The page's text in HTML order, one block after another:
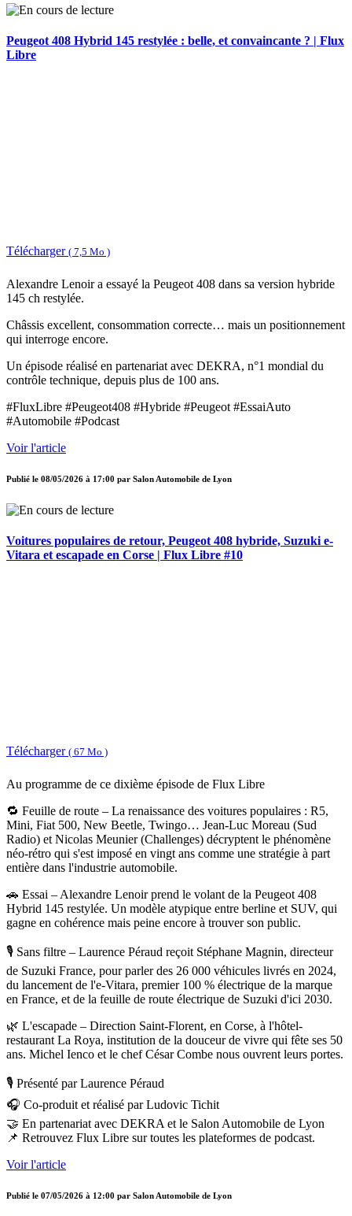
Peugeot 408 Hybrid 145 restylée : belle, et convaincante ? | Flux
Libre
Télécharger ( 7,5 Mo )
Alexandre Lenoir a essayé la Peugeot 408 dans sa version hybride
145 ch restylée.
Châssis excellent, consommation correcte… mais un positionnement
qui interroge encore.
Un épisode réalisé en partenariat avec DEKRA, n°1 mondial du
contrôle technique, depuis plus de 100 ans.
#FluxLibre #Peugeot408 #Hybride #Peugeot #EssaiAuto
#Automobile #Podcast
Voir l'article
Publié le 08/05/2026 à 17:00 par Salon Automobile de Lyon
Voitures populaires de retour, Peugeot 408 hybride, Suzuki e-
Vitara et escapade en Corse | Flux Libre #10
Télécharger ( 67 Mo )
Au programme de ce dixième épisode de Flux Libre
🔁 Feuille de route – La renaissance des voitures populaires : R5,
Mini, Fiat 500, New Beetle, Twingo… Jean-Luc Moreau (Sud
Radio) et Nicolas Meunier (Challenges) décryptent le phénomène
néo-rétro qui s'est imposé en vingt ans comme une stratégie à part
entière dans l'industrie automobile.
🚗 Essai – Alexandre Lenoir prend le volant de la Peugeot 408
Hybrid 145 restylée. Un modèle atypique entre berline et SUV, qui
gagne en cohérence mais peine encore à trouver son public.
🎙️ Sans filtre – Laurence Péraud reçoit Stéphane Magnin, directeur
de Suzuki France, pour parler des 26 000 véhicules livrés en 2024,
du lancement de l'e-Vitara, premier 100 % électrique de la marque
en France, et de la feuille de route électrique de Suzuki d'ici 2030.
🌿 L'escapade – Direction Saint-Florent, en Corse, à l'hôtel-
restaurant La Roya, institution de la douceur de vivre qui fête ses 50
ans. Michel Ienco et le chef César Combe nous ouvrent leurs portes.
🎙️ Présenté par Laurence Péraud
🎧 Co-produit et réalisé par Ludovic Tichit
🤝 En partenariat avec DEKRA et le Salon Automobile de Lyon
📌 Retrouvez Flux Libre sur toutes les plateformes de podcast.
Voir l'article
Publié le 07/05/2026 à 12:00 par Salon Automobile de Lyon